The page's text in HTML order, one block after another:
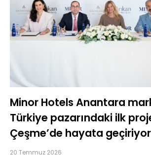
Minor Hotels Anantara
Türkiye pazarındaki ilk
Çeşme’de hayata geçiriyor
20 Temmuz 2026